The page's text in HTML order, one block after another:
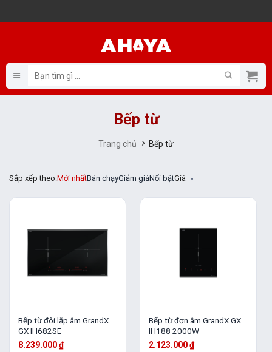
kiếm:
Bếp từ
Trang chủ Bếp từ
Sắp xếp theo:Mới nhấtBán chạyGiảm giáNổi bậtGiá
Bếp từ đôi lắp âm GrandX
GX IH682SE
8.239.000₫
Bếp từ đơn âm GrandX GX
IH188 2000W
2.123.000₫